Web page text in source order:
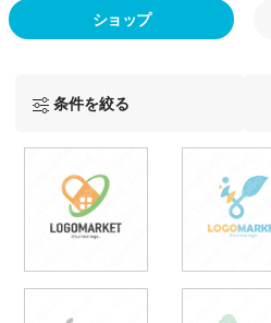
ショップ
条件を絞る